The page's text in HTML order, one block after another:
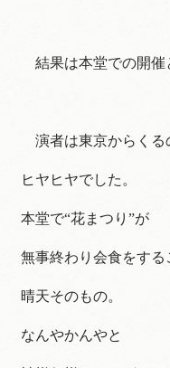
結果は本堂での開催
演者は東京からくる
ヒヤヒヤでした。
本堂で“花まつり”が
無事終わり会食をする
晴天そのもの。
なんやかんやと